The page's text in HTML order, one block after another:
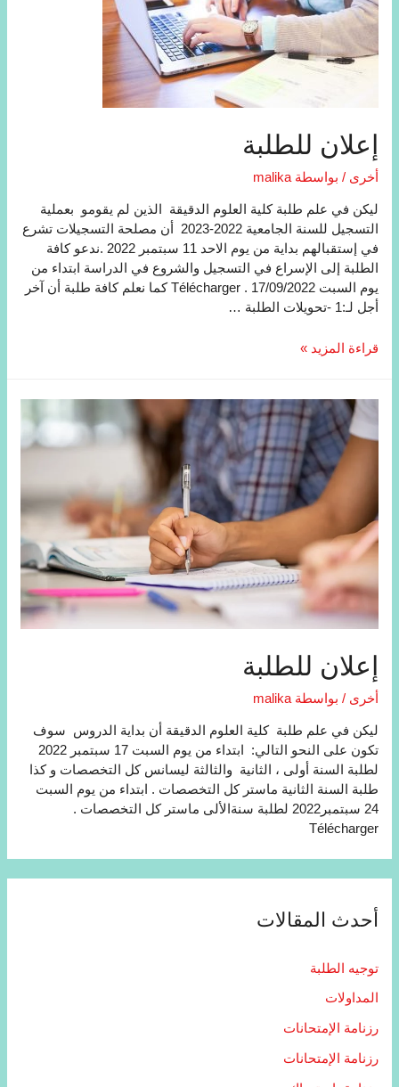
إعلان للطلبة
أخرى / بواسطة malika
لیكن في علم طلبة كلیة العلوم الدقیقة الذين لم يقومو بعملیة
التسجیل للسنة الجامعیة 2022-2023 أن مصلحة التسجيلات تشرع
في إستقبالهم بداية من يوم الاحد 11 سبتمبر 2022 .ندعو كافة
الطلبة إلى الإسراع في التسجیل والشروع في الدراسة ابتداء من
یوم السبت 17/09/2022 . Télécharger كما نعلم كافة طلبة أن آخر
أجل لـ:1 -تحویلات الطلبة …
إعلان
قراءة المزيد »
إعلان للطلبة
أخرى / بواسطة malika
لیكن في علم طلبة كلیة العلوم الدقیقة أن بدایة الدروس سوف
لطلبة السنة أولى ، الثانية والثالثة لیسانس كل التخصصات و كذا
طلبة السنة الثانية ماستر كل التخصصات . ابتداء من یوم السبت
24 سبتمبر2022 لطلبة سنةالألى ماستر كل التخصصات .
Télécharger
أحدث المقالات
توجيه الطلبة
المداولات
رزنامة الإمتحانات
رزنامة الإمتحانات